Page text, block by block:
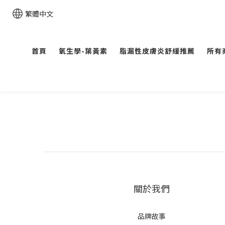
繁體中文
首頁 氧生學-葉黃素 脂漏性皮膚炎舒緩推薦 所有
關於我們
品牌故事